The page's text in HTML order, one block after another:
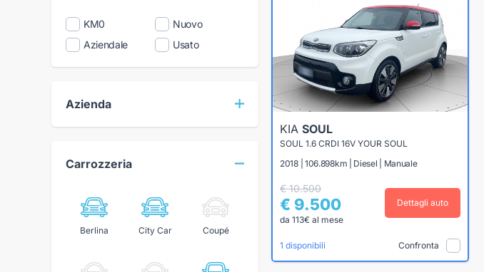
KM0
Nuovo
Aziendale
Usato
Azienda
Carrozzeria
Berlina City Car Coupé
KIA SOUL
SOUL 1.6 CRDI 16V YOUR SOUL
2018 | 106.898km | Diesel | Manuale
€ 10.500
€ 9.500
da 113€ al mese
Dettagli auto
1 disponibili Confronta